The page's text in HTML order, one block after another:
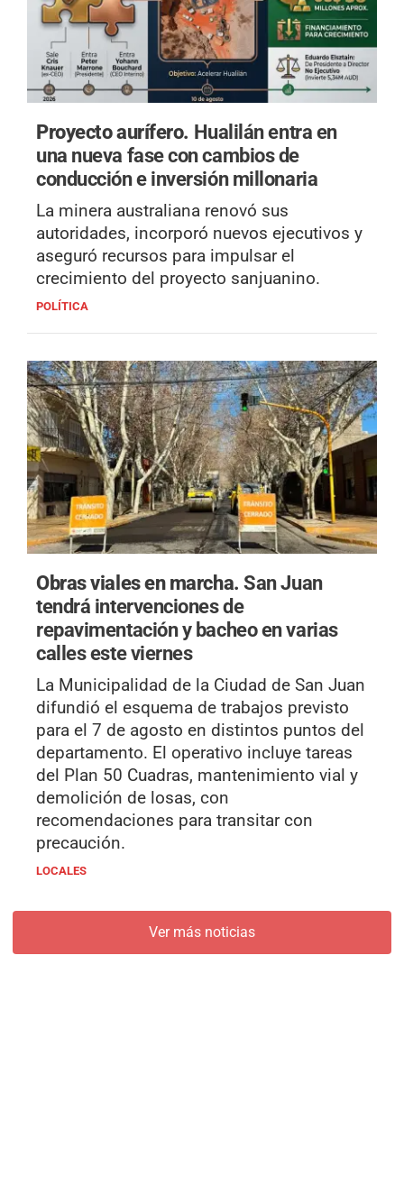
Proyecto aurífero. Hualilán entra en
una nueva fase con cambios de
conducción e inversión millonaria
La minera australiana renovó sus
autoridades, incorporó nuevos ejecutivos y
aseguró recursos para impulsar el
crecimiento del proyecto sanjuanino.
POLÍTICA
Obras viales en marcha.San Juan
tendrá intervenciones de
repavimentación y bacheo en varias
calles este viernes
La Municipalidad de la Ciudad de San Juan
difundió el esquema de trabajos previsto
para el 7 de agosto en distintos puntos del
departamento. El operativo incluye tareas
del Plan 50 Cuadras, mantenimiento vial y
demolición de losas, con
recomendaciones para transitar con
precaución.
LOCALES
Ver más noticias